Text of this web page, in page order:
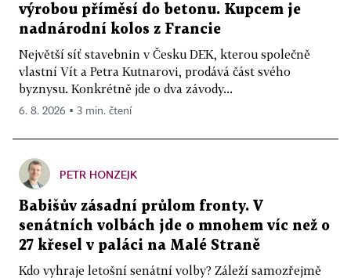
výrobou příměsí do betonu. Kupcem je
nadnárodní kolos z Francie
Největší síť stavebnin v Česku DEK, kterou společně
vlastní Vít a Petra Kutnarovi, prodává část svého
byznysu. Konkrétně jde o dva závody...
6. 8. 2026 ▪ 3 min. čtení
PETR HONZEJK
Babišův zásadní průlom fronty. V
senátních volbách jde o mnohem víc než o
27 křesel v paláci na Malé Straně
Kdo vyhraje letošní senátní volby? Záleží samozřejmě